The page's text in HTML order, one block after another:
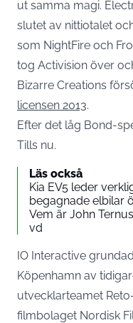
ut samma magi.
slutet av nittiotalet
som NightFire och
tog Activision över
Bizarre Creations
licensen 2013.
Efter det låg Bond-
Tills nu.
Läs också
Kia EV5 leder
begagnade elbilar
Vem är John
vd
IO Interactive
Köpenhamn av
utvecklarteamet
filmbolaget Nordisk